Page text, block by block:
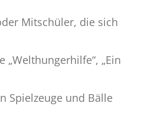
Mitschüler, die sich
„Ein
Spielzeuge und Bälle